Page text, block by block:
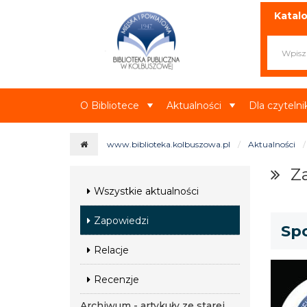
Miejska i Powiatowa Biblioteka
O Bibliotece Aktualności Dla
www.biblioteka.kolbuszowa.pl Aktualności
Wszystkie aktualności
Zapowiedzi
Relacje
Recenzje